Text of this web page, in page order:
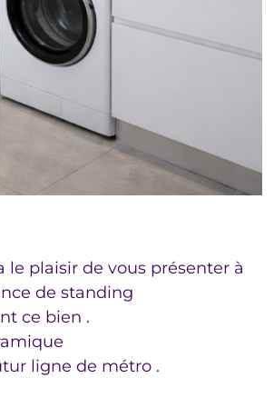
le plaisir de vous présenter à
de standing
ce bien .
ligne de métro .